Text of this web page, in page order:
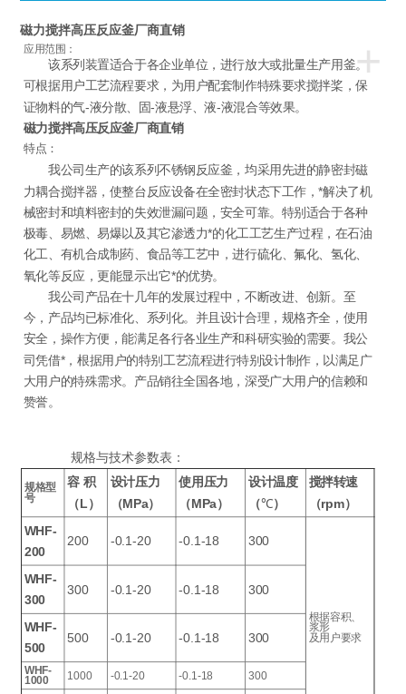
磁力搅拌高压反应釜厂商直销
+
应用范围：
该系列装置适合于各企业单位，进行放大或批量生产用釜。
可根据用户工艺流程要求，为用户配套制作特殊要求搅拌桨，保
证物料的气-液分散、固-液悬浮、液-液混合等效果。
磁力搅拌高压反应釜厂商直销
特点：
我公司生产的该系列不锈钢反应釜，均采用先进的静密封磁
力耦合搅拌器，使整台反应设备在全密封状态下工作，*解决了机
械密封和填料密封的失效泄漏问题，安全可靠。特别适合于各种
极毒、易燃、易爆以及其它渗透力*的化工工艺生产过程，在石油
化工、有机合成制药、食品等工艺中，进行硫化、氟化、氢化、
氧化等反应，更能显示出它*的优势。
我公司产品在十几年的发展过程中，不断改进、创新。至
今，产品均已标准化、系列化。并且设计合理，规格齐全，使用
安全，操作方便，能满足各行各业生产和科研实验的需要。我公
司凭借*，根据用户的特别工艺流程进行特别设计制作，以满足广
大用户的特殊需求。产品销往全国各地，深受广大用户的信赖和
赞誉。
规格与技术参数表：
规格型
号
容 积
（L）
设计压力
（MPa）
使用压力
（MPa）
设计温度
（℃）
搅拌转速
（rpm）
WHF-
200
200 -0.1-20 -0.1-18 300
根据容积、
浆形
及用户要求
WHF-
300
300 -0.1-20 -0.1-18 300
WHF-
500
500 -0.1-20 -0.1-18 300
WHF-
1000 1000 -0.1-20 -0.1-18 300